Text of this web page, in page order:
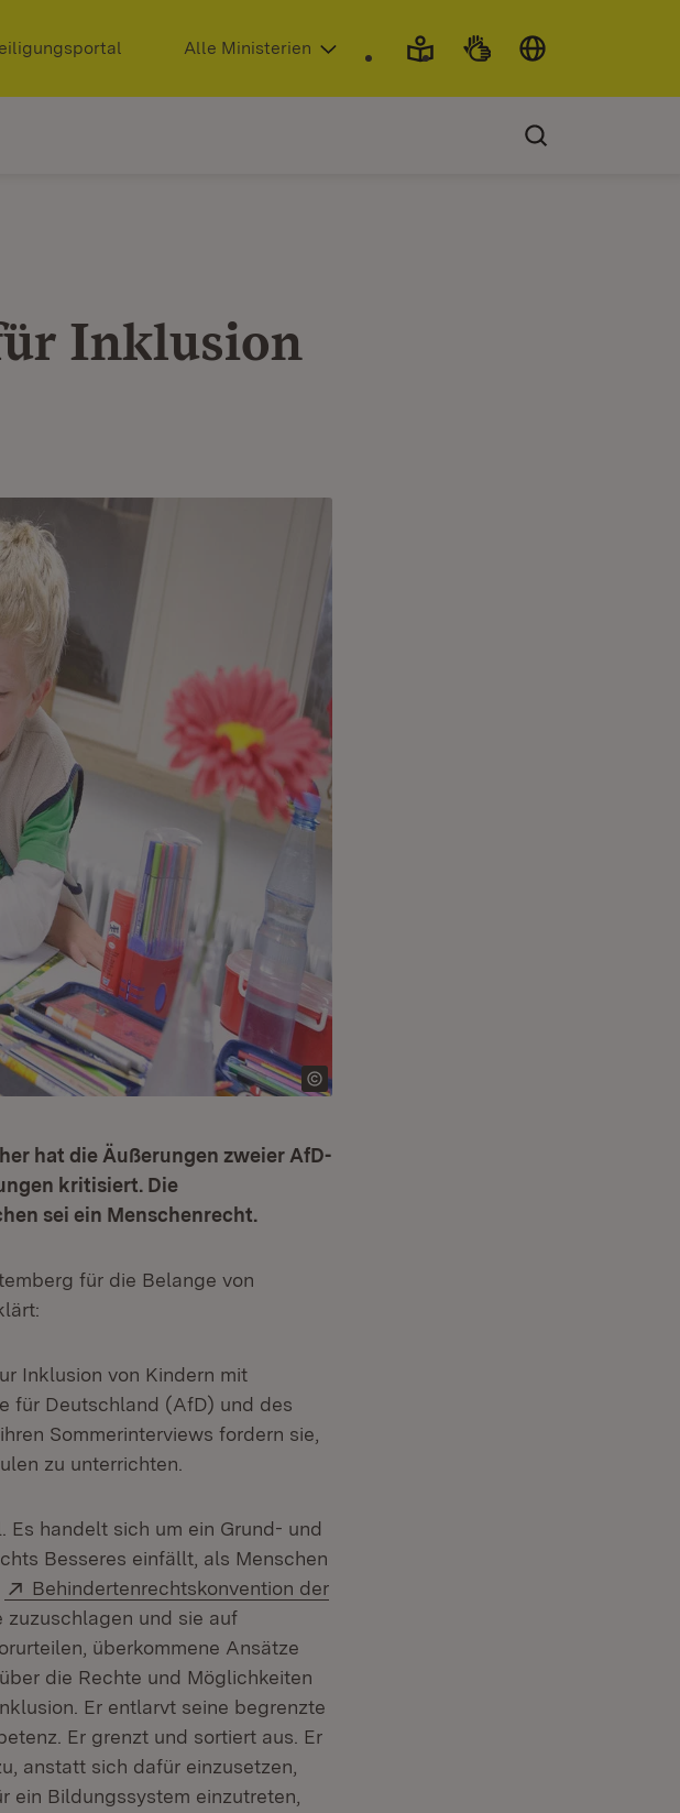
Fenster) (Öffnet in neuem Fenster)
Alle Ministerien
Inklusion
hat die Äußerungen zweier AfD-
kritisiert. Die
sei ein Menschenrecht.
für die Belange von
Inklusion von Kindern mit
für Deutschland (AfD) und des
Sommerinterviews fordern sie,
zu unterrichten.
neuem Fenster)
Es handelt sich um ein Grund- und
Besseres einfällt, als Menschen
Extern:
Behindertenrechtskonvention der
zuzuschlagen und sie auf
überkommene Ansätze
die Rechte und Möglichkeiten
Er entlarvt seine begrenzte
Er grenzt und sortiert aus. Er
anstatt sich dafür einzusetzen,
ein Bildungssystem einzutreten,